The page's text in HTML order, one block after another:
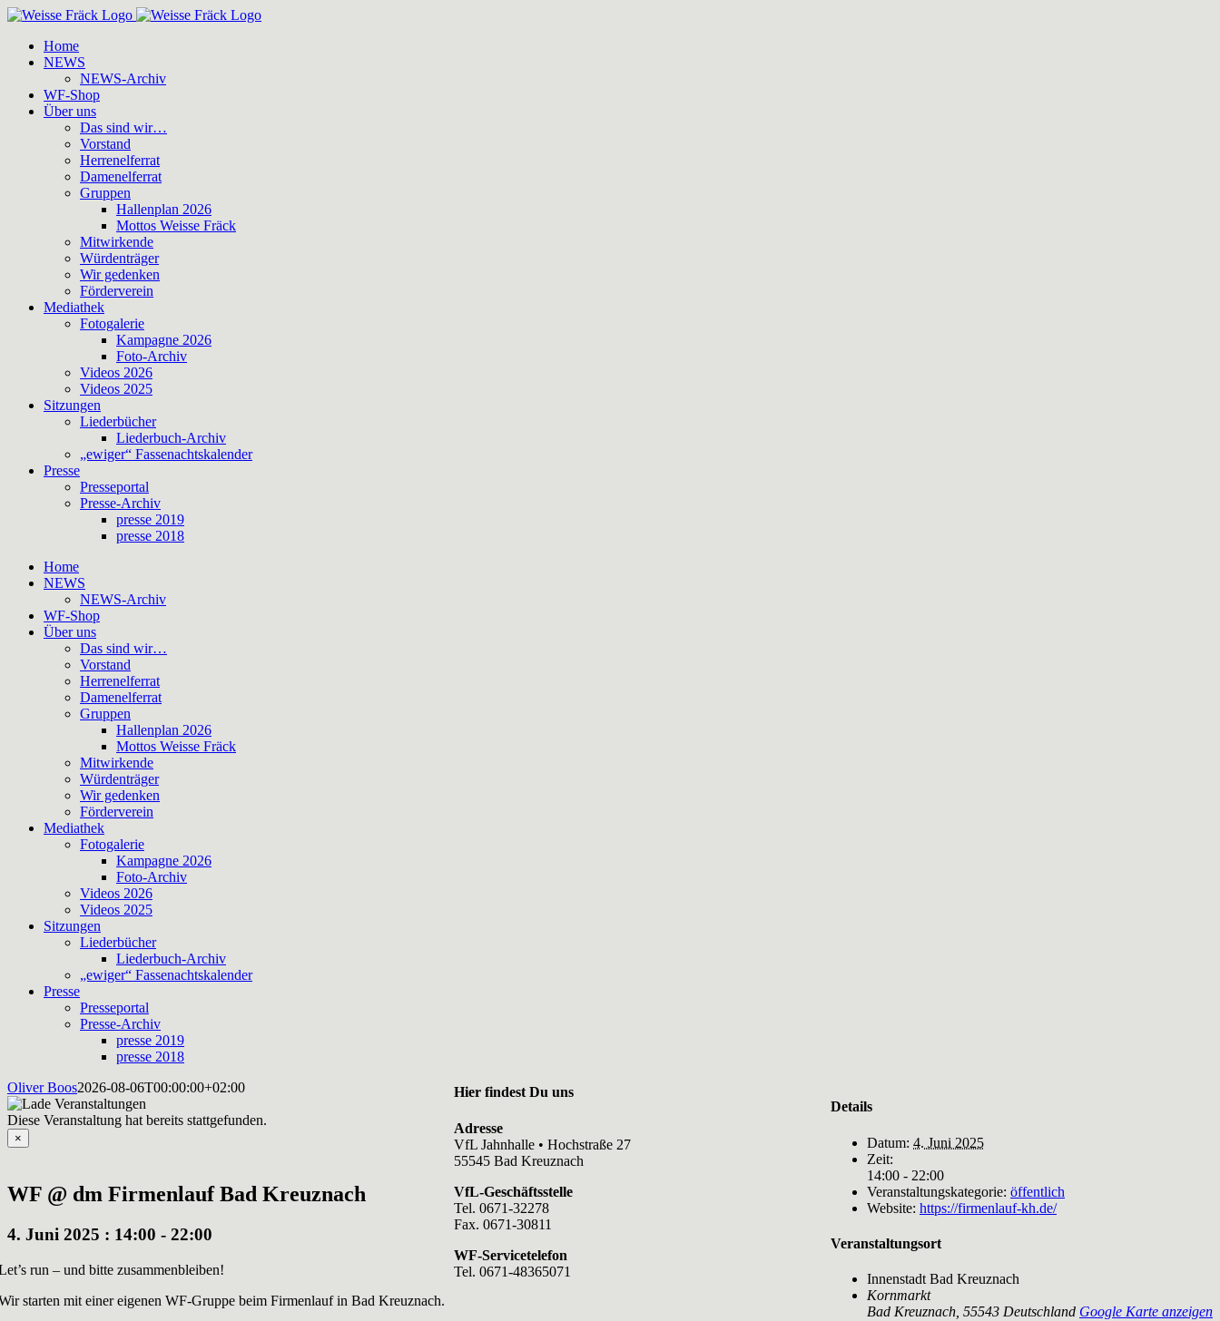
Zum
springenHome
NEWS
NEWS-Archiv
WF-Shop
Über uns
Das sind wir…
Vorstand
Herrenelferrat
Damenelferrat
Gruppen
Hallenplan 2026
Mottos Weisse Fräck
Mitwirkende
Würdenträger
Wir gedenken
Förderverein
Mediathek
Fotogalerie
Kampagne 2026
Foto-Archiv
Videos 2026
Videos 2025
Sitzungen
Liederbücher
Liederbuch-Archiv
„ewiger“ Fassenachtskalender
Presse
Presseportal
Presse-Archiv
presse 2019
presse 2018
Home
NEWS
NEWS-Archiv
WF-Shop
Über uns
Das sind wir…
Vorstand
Herrenelferrat
Damenelferrat
Gruppen
Hallenplan 2026
Mottos Weisse Fräck
Mitwirkende
Würdenträger
Wir gedenken
Förderverein
Mediathek
Fotogalerie
Kampagne 2026
Foto-Archiv
Videos 2026
Videos 2025
Sitzungen
Liederbücher
Liederbuch-Archiv
„ewiger“ Fassenachtskalender
Presse
Presseportal
Presse-Archiv
presse 2019
presse 2018
Oliver Boos2026-08-06T00:00:00+02:00
Diese Veranstaltung hat bereits stattgefunden.
×
WF @ dm Firmenlauf Bad Kreuznach
4. Juni 2025 : 14:00 - 22:00
run – und bitte zusammenbleiben!
starten mit einer eigenen WF-Gruppe beim Firmenlauf in Bad Kreuznach.
Details
Datum: 4. Juni 2025
Zeit:
14:00 - 22:00
Veranstaltungskategorie: öffentlich
Website: https://firmenlauf-kh.de/
Veranstaltungsort
Innenstadt Bad Kreuznach
Kornmarkt
Bad Kreuznach 55543 Deutschland Google Karte anzeigen
Hier findest Du uns
Adresse
VfL Jahnhalle • Hochstraße 27
55545 Bad Kreuznach
VfL-Geschäftsstelle
Tel. 0671-32278
Fax. 0671-30811
WF-Servicetelefon
Tel. 0671-48365071